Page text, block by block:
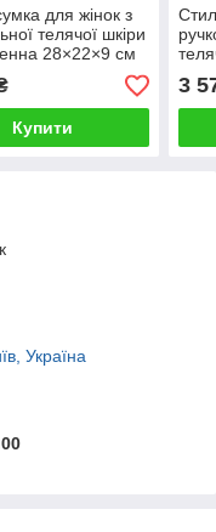
для жінок з
телячої шкіри
28×22×9 см
Купити
3
Україна